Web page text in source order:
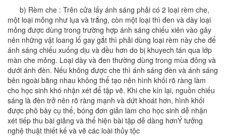
b) Rèm che : Trên cửa lấy ánh sáng phải có 2 loại rèm che,
một loại mỏng như lụa và trắng, còn một loại thì đen và dày loại
mỏng được dùng trong trường hợp ánh sáng chiếu xiên vào gây
nên những vật loang lổ gay gắt thì phải dùng loại rèm này che để
ánh sáng chiếu xuống dịu và đều hơn do bị khuyech tán qua lớp
màn che mỏng. Loại dày và đen thường dùng trong mùa đông và
dưới ánh đèn. Nếu không được che thì ánh sáng đèn và ánh sáng
bên ngoài bằng nhau không thể tạo nên hình khối rõ ràng làm
cho học sinh khó nhận xét để tập vẽ. Khi che kín lại, nguồn chiếu
sáng là đèn trở nên rõ ràng mạnh và dứt khoát hơn, hình khối
được phô bày cụ thể, bóng đơn giản làm cho học sinh dễ nhận
xét tiếp thu bài giảng và thể hiện bài tập dễ dàng hơnÝ tưởng
nghệ thuật thiết kế và vẽ các loài thủy tộc